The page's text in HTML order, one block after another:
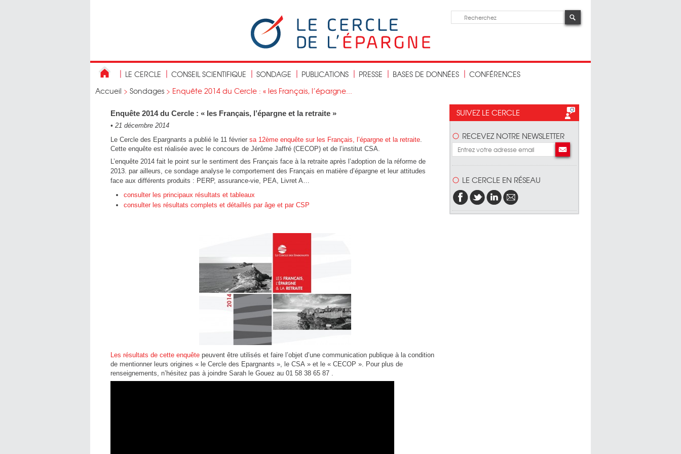
LE CERCLE CONSEIL SCIENTIFIQUE SONDAGE PUBLICATIONS PRESSE BASES DE DONNÉES
CONFÉRENCES
Accueil > Sondages > Enquête 2014 du Cercle : « les Français, l’épargne...
Enquête 2014 du Cercle : « les Français, l’épargne et la retraite »
• 21 décembre 2014
Le Cercle des Epargnants a publié le 11 février sa 12ème enquête sur les Français, l’épargne et la retraite.
Cette enquête est réalisée avec le concours de Jérôme Jaffré (CECOP) et de l’institut CSA.
L’enquête 2014 fait le point sur le sentiment des Français face à la retraite après l’adoption de la réforme de
2013. par ailleurs, ce sondage analyse le comportement des Français en matière d’épargne et leur attitudes
face aux différents produits : PERP, assurance-vie, PEA, Livret A…
consulter les principaux résultats et tableaux
consulter les résultats complets et détaillés par âge et par CSP
Les résultats de cette enquête peuvent être utilisés et faire l’objet d’une communication publique à la condition
de mentionner leurs origines « le Cercle des Epargnants », le CSA » et le « CECOP ». Pour plus de
renseignements, n’hésitez pas à joindre Sarah le Gouez au 01 58 38 65 87 .
SUIVEZ LE CERCLE
RECEVEZ NOTRE NEWSLETTER
LE CERCLE EN RÉSEAU